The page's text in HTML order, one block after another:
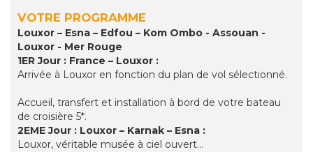
VOTRE PROGRAMME
Louxor – Esna – Edfou – Kom Ombo - Assouan -
Louxor - Mer Rouge
1ER Jour : France – Louxor :
Arrivée à Louxor en fonction du plan de vol sélectionné.
Accueil, transfert et installation à bord de votre bateau
de croisière 5*.
2EME Jour : Louxor – Karnak – Esna :
Louxor, véritable musée à ciel ouvert…